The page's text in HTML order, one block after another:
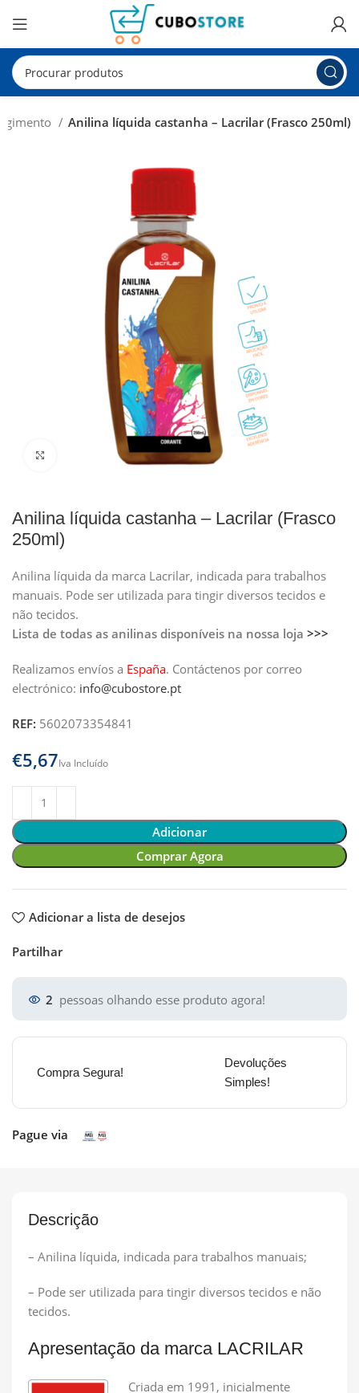
Anilina líquida castanha – Lacrilar (Frasco 250ml)
Clique para ampliar
Anilina líquida castanha – Lacrilar (Frasco
250ml)
Anilina líquida da marca Lacrilar, indicada para trabalhos
manuais. Pode ser utilizada para tingir diversos tecidos e
não tecidos.
Lista de todas as anilinas disponíveis na nossa loja>>>
Realizamos envíos a España. Contáctenos por correo
electrónico: info@cubostore.pt
REF: 5602073354841
€
Adicionar
Comprar Agora
Adicionar a lista de desejos
Partilhar
2 pessoas olhando esse produto agora!
Compra Segura!
Devoluções
Simples!
Pague via
Descrição
– Anilina líquida, indicada para trabalhos manuais;
– Pode ser utilizada para tingir diversos tecidos e não
tecidos.
Apresentação da marca LACRILAR
Criada em 1991, inicialmente